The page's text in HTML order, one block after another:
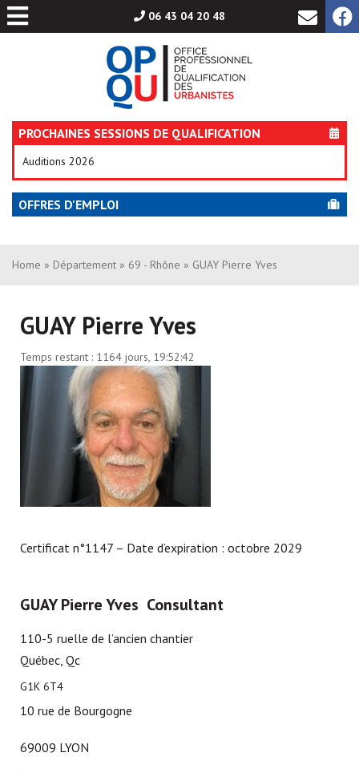
06 43 04 20 48
PROCHAINES SESSIONS DE QUALIFICATION
Auditions 2026
OFFRES D'EMPLOI
Aller
au
Home » Département » 69 - Rhône » GUAY Pierre Yves
GUAY Pierre Yves
Temps restant : 1164 jours, 19:52:41
Certificat n°1147 – Date d’expiration : octobre 2029
GUAY Pierre Yves Consultant
110-5 ruelle de l’ancien chantier
Québec, Qc
G1K 6T4
10 rue de Bourgogne
69009 LYON